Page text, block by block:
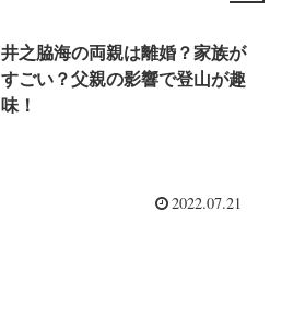
井之脇海の両親は離婚？家族が
すごい？父親の影響で登山が趣
味！
2022.07.21